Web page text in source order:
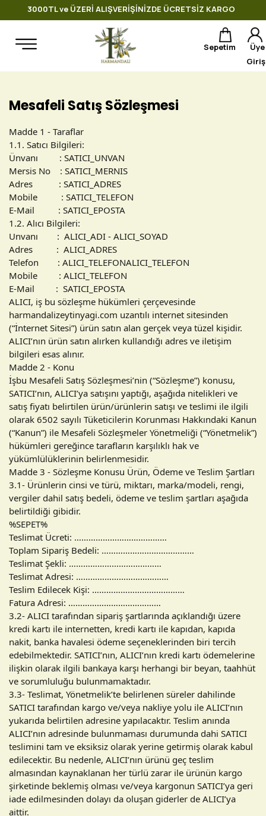
Mesafeli Satış Sözleşmesi
Madde 1 - Taraflar
1.1. Satıcı Bilgileri:
Ünvanı : SATICI_UNVAN
Mersis No : SATICI_MERNIS
Adres : SATICI_ADRES
Mobile : SATICI_TELEFON
E-Mail : SATICI_EPOSTA
1.2. Alıcı Bilgileri:
Unvanı : ALICI_ADI - ALICI_SOYAD
Adres : ALICI_ADRES
Telefon : ALICI_TELEFONALICI_TELEFON
Mobile : ALICI_TELEFON
E-Mail : SATICI_EPOSTA
ALICI, iş bu sözleşme hükümleri çerçevesinde
harmandalizeytinyagi.com uzantılı internet sitesinden
(“İnternet Sitesi”) ürün satın alan gerçek veya tüzel kişidir.
ALICI’nın ürün satın alırken kullandığı adres ve iletişim
bilgileri esas alınır.
Madde 2 - Konu
İşbu Mesafeli Satış Sözleşmesi’nin (“Sözleşme”) konusu,
SATICI’nın, ALICI’ya satışını yaptığı, aşağıda nitelikleri ve
satış fiyatı belirtilen ürün/ürünlerin satışı ve teslimi ile ilgili
olarak 6502 sayılı Tüketicilerin Korunması Hakkındaki Kanun
(“Kanun”) ile Mesafeli Sözleşmeler Yönetmeliği (“Yönetmelik”)
hükümleri gereğince tarafların karşılıklı hak ve
yükümlülüklerinin belirlenmesidir.
Madde 3 - Sözleşme Konusu Ürün, Ödeme ve Teslim Şartları
3.1- Ürünlerin cinsi ve türü, miktarı, marka/modeli, rengi,
vergiler dahil satış bedeli, ödeme ve teslim şartları aşağıda
belirtildiği gibidir.
%SEPET%
Teslimat Ücreti: …………………………………
Toplam Sipariş Bedeli: …………………………………
Teslimat Şekli: …………………………………
Teslimat Adresi: …………………………………
Teslim Edilecek Kişi: …………………………………
Fatura Adresi: …………………………………
3.2- ALICI tarafından sipariş şartlarında açıklandığı üzere
kredi kartı ile internetten, kredi kartı ile kapıdan, kapıda
nakit, banka havalesi ödeme seçeneklerinden biri tercih
edebilmektedir. SATICI’nın, ALICI’nın kredi kartı ödemelerine
ilişkin olarak ilgili bankaya karşı herhangi bir beyan, taahhüt
ve sorumluluğu bulunmamaktadır.
3.3- Teslimat, Yönetmelik’te belirlenen süreler dahilinde
SATICI tarafından kargo ve/veya nakliye yolu ile ALICI’nın
yukarıda belirtilen adresine yapılacaktır. Teslim anında
ALICI’nın adresinde bulunmaması durumunda dahi SATICI
teslimini tam ve eksiksiz olarak yerine getirmiş olarak kabul
edilecektir. Bu nedenle, ALICI’nın ürünü geç teslim
almasından kaynaklanan her türlü zarar ile ürünün kargo
şirketinde beklemiş olması ve/veya kargonun SATICI’ya geri
iade edilmesinden dolayı da oluşan giderler de ALICI’ya
aittir.
3000TL ve ÜZERİ ALIŞVERİŞİNİZDE ÜCRETSİZ KARGO
Üye
Sepetim